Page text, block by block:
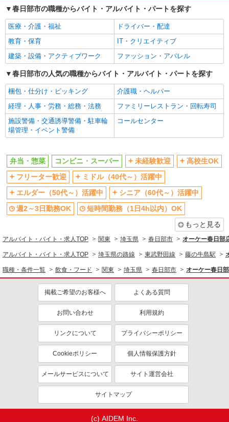
時給1141円 日祝＋100円
詳細を見る
アルバイト パート
ジョイフーズ 春日部中央店
食品スーパーでの惣菜スタッフ
［1］9-17時 時給1141円 ［2］17-22時 時給
1141円 ［3］22-翌5時 時給1427円 ［4］5-9時
時給1141円 日祝＋100円
埼玉県春日部市中央4-9-20
詳細を見る
アルバイト パート
マルヤ 豊春店
食品スーパーでの惣菜スタッフ
［1］9-17時 時給1141円 ［2］17-22時 時給
1141円 ［3］22-翌5時 時給1427円 ［4］5-9時
時給1141円 日祝＋50円
キープ 詳細を見る
パート
生鮮市場TOP ビバ春日部店
スーパーマーケットでの鮮魚スタッフ
＜パート＞ 時給1263円〜／16時以降時給1413
円〜 ★土曜・日曜・祝日は時給100円ＵＰ！
埼玉県春日部市下柳769-1
キープ 詳細を見る
生鮮市場TOP ビバ春日部店
スーパーマーケットでの早朝フロアスタッフ
＜アルバイト＞ 時給1263円〜※大学生OK、高
未経験歓迎
高校生OK
フリーター歓迎
ミドル（40代～）活躍中
エルダー（50代～）活躍中
シニア（60代～）活躍中
週2～3日勤務OK
短時間勤務（1日4h以内）OK
オープニングスタッフ
扶養内勤務OK
副業・WワークOK
交通費支給
同じ職種から求人を探す
飲食・フード
弁当・惣菜
コンビニ・スーパー
同じ特徴から求人を探す
未経験歓迎
高校生OK
ミドル（40代～）活躍中
週2～3日勤務OK
オープニングスタッフ
扶養内勤務OK
副業・WワークOK
交通費支給
春日部市の職種からバイト・アルバイト・パートを探す
医療・介護・福祉
ドライバー・配達
教育・保育
IT・クリエイティブ
建築・設備・アクティブワーク
ファッション・アパレル
春日部市の人気の職種からバイト・アルバイト・パートを探す
梱包・仕分け・ピッキング
介護職・ヘルパー
経理・人事・労務・総務・法務
ファミリーレストラン・回転寿司
施設警備・交通誘導警備・駐車輪
場管理・イベント警備
コールセンター
弁当・惣菜 コンビニ・スーパー 未経験歓迎
高校生OK
フリーター歓迎
ミドル（40代～）活躍中
エルダー（50代～）活躍中
シニア（60代～）活躍中
週2～3日勤務OK
短時間勤務（1日4h以内）OK
もっと見る
アルバイト・バイト・求人TOP 関東 埼玉県 春日部市 オーケー春日部
アルバイト・バイト・求人TOP 埼玉県の路線 東武野田線 藤の牛島駅
職種・条件一覧 飲食・フード 関東 埼玉県 春日部市 オーケー春日
掲載ご希望のお客様へ よくある質問
お問い合わせ 利用規約
リンクについて プライバシーポリシー
Cookieポリシー 個人情報保護方針
メールサービスについて サイト運営会社
サイトマップ
(c) AIDEM Inc.